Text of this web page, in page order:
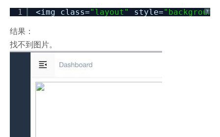
?
1 <img class="layout" style=
结果：
找不到图片。